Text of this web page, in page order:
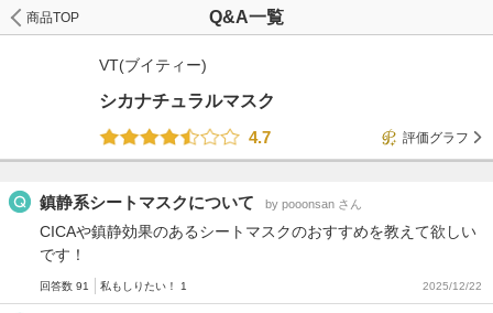
Q&A一覧
商品TOP
VT(ブイティー)
シカナチュラルマスク
4.7
評価グラフ
鎮静系シートマスクについて by pooonsan さん
CICAや鎮静効果のあるシートマスクのおすすめを教えて欲しい
です！
回答数 91 私もしりたい！ 1 2025/12/22